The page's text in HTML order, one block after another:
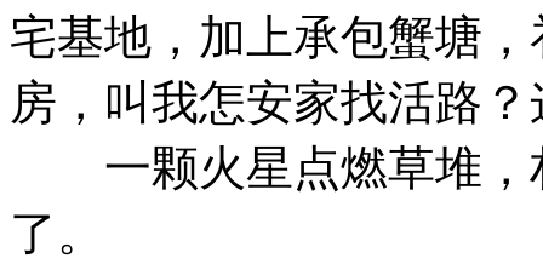
宅基地，加上承包蟹塘
房，叫我怎安家找活路
一颗火星点燃草堆，
了。